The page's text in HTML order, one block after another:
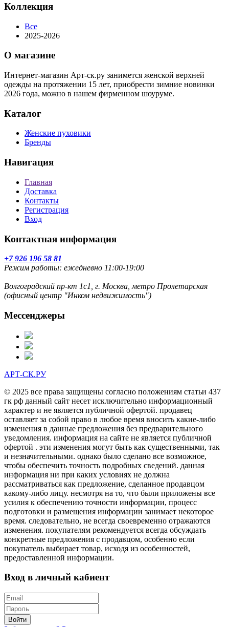
Коллекция
Все
2025-2026
О магазине
Интернет-магазин Арт-ск.ру занимется женской верхней
одежды на протяжении 15 лет, приобрести зимние новинки
2026 года, можно в нашем фирменном шоуруме.
Каталог
Женские пуховики
Бренды
Навигация
Главная
Доставка
Контакты
Регистрация
Вход
Контактная информация
+7 926 196 58 81
Режим работы: ежедневно 11:00-19:00
Волгоградский пр-кт 1с1, г. Москва, метро Пролетарская
(офисный центр "Инком недвижимость")
Мессенджеры
АРТ-СК.РУ
© 2025 все права защищены согласно положениям статьи 437
гк рф данный сайт несет исключительно информационный
характер и не является публичной офертой. продавец
оставляет за собой право в любое время вносить какие-либо
изменения в данные предложения без предварительного
уведомления. информация на сайте не является публичной
офертой . эти изменения могут быть как существенными, так
и незначительными. однако было сделано все возможное,
чтобы обеспечить точность подробных сведений. данная
информация ни при каких условиях не должна
рассматриваться как предложение, сделанное продавцом
какому-либо лицу. несмотря на то, что были приложены все
усилия к обеспечению точности информации, процесс
подготовки и размещения информации занимает некоторое
время. следовательно, не всегда своевременно отражаются
изменения. покупателям рекомендуется всегда обсуждать
конкретные предложения с продавцом, особенно если
покупатель выбирает товар, исходя из особенностей,
предоставленной информации.
Вход в личный кабиент
Войти